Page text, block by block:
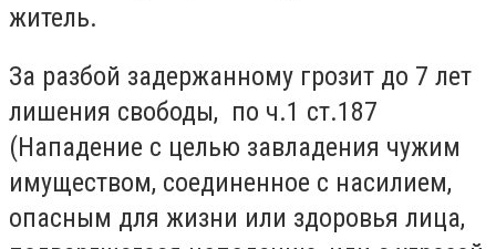
житель.
За разбой задержанному грозит до 7 лет
лишения свободы, по ч.1 ст.187
(Нападение с целью завладения чужим
имуществом, соединенное с насилием,
опасным для жизни или здоровья лица,